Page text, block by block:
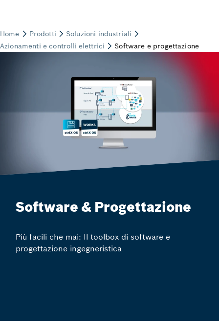
Software & Progettazione
Più facili che mai: Il toolbox di software e
progettazione ingegneristica